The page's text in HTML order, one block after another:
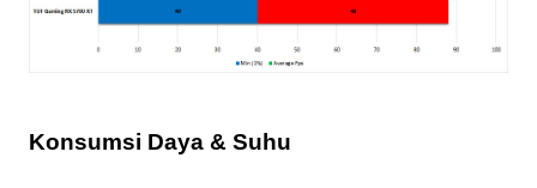
Konsumsi Daya & Suhu